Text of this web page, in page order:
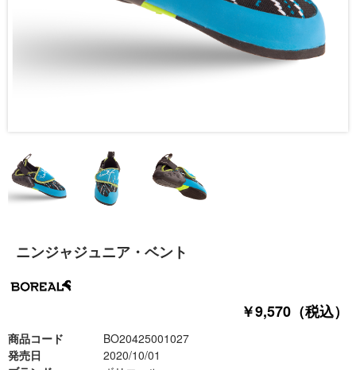
ニンジャジュニア・ベント
￥9,570（税込）
商品コード
BO20425001027
発売日
2020/10/01